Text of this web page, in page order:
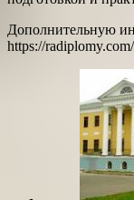
Дополнительную
https://radiplomy.com/